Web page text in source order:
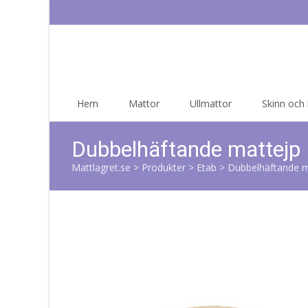
Hem Mattor Ullmattor Skinn och
Dubbelhäftande
Mattlagret.se > Produkter > Etab > Dubbelhäftande